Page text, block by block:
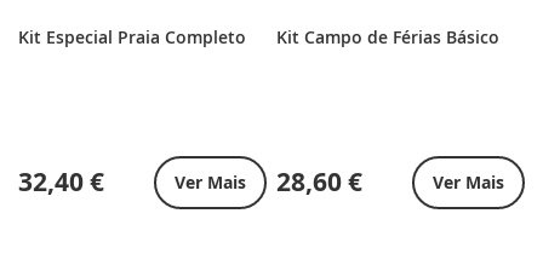
Kit Especial Praia Completo
32,40 € Ver Mais
Kit Campo de Férias Básico
28,60 € Ver Mais